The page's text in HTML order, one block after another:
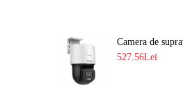
527.56Lei